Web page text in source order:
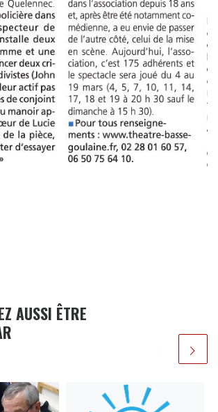
AUSSI ÊTRE